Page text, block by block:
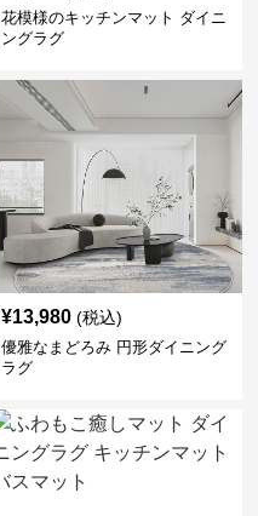
花模様のキッチンマット ダイニ
ングラグ
¥13,980 (税込)
優雅なまどろみ 円形ダイニング
ラグ